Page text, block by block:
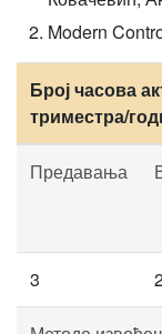
Modern
Број часова
триместра/
Предавања
3